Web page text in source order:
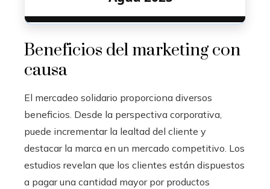
Beneficios del marketing con
causa
El mercadeo solidario proporciona diversos
beneficios. Desde la perspectiva corporativa,
puede incrementar la lealtad del cliente y
destacar la marca en un mercado competitivo. Los
estudios revelan que los clientes están dispuestos
a pagar una cantidad mayor por productos